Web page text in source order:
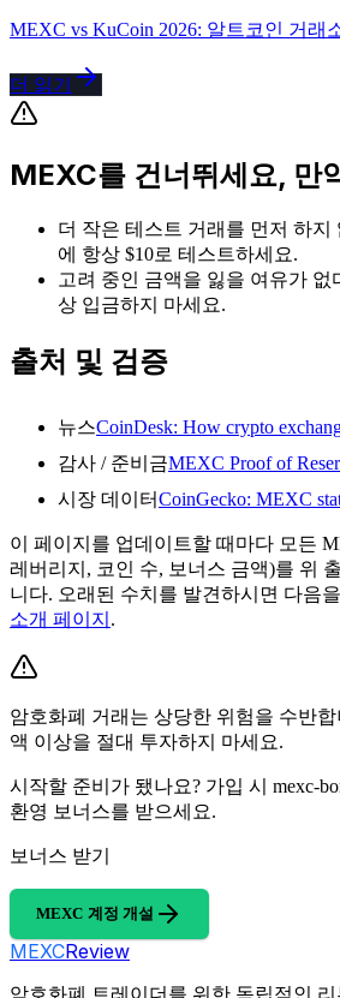
MEXC vs KuCoin 2026: 알트코인 거래
더 읽기
MEXC를 건너뛰세요, 만
더 작은 테스트 거래를 먼저 하
에 항상 $10로 테스트하세요.
고려 중인 금액을 잃을 여유가 없
상 입금하지 마세요.
출처 및 검증
뉴스CoinDesk: How crypto
감사 / 준비금MEXC Proof of
시장 데이터CoinGecko: MEXC
이 페이지를 업데이트할 때마다 모든
레버리지, 코인 수, 보너스 금액)를 위
니다. 오래된 수치를 발견하시면 다음
소개 페이지 .
암호화폐 거래는 상당한 위험을 수반
액 이상을 절대 투자하지 마세요.
시작할 준비가 됐나요? 가입 시 mexc-
환영 보너스를 받으세요.
보너스 받기
MEXC 계정 개설
MEXCReview